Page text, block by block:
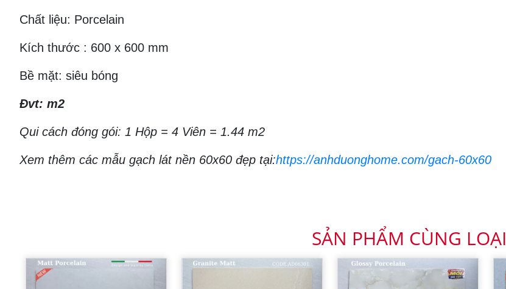
Chất liệu: Porcelain
Kích thước : 600 x 600 mm
Bề mặt: siêu bóng
Đvt: m2
Qui cách đóng gói: 1 Hộp = 4 Viên = 1.44 m2
Xem thêm các mẫu gạch lát nền 60x60 đẹp tại:https://anhduonghome.com/gach-60x60
SẢN PHẨM CÙNG LOẠI